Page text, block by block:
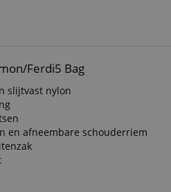
Ferdi5 Bag
slijtvast nylon
en afneembare schouderriem